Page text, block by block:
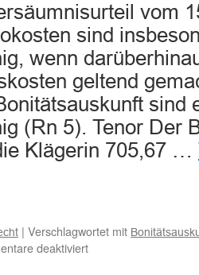
vom
sind
wenn
geltend
sind
(Rn 5). Tenor Der
Klägerin 705,67 …
| Verschlagwortet mit
deaktiviertfür